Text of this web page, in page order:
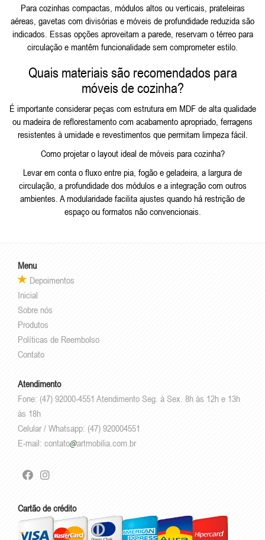
Para cozinhas compactas, módulos altos ou verticais, prateleiras
aéreas, gavetas com divisórias e móveis de profundidade reduzida são
indicados. Essas opções aproveitam a parede, reservam o térreo para
circulação e mantêm funcionalidade sem comprometer estilo.
Quais materiais são recomendados para
móveis de cozinha?
É importante considerar peças com estrutura em MDF de alta qualidade
ou madeira de reflorestamento com acabamento apropriado, ferragens
resistentes à umidade e revestimentos que permitam limpeza fácil.
Como projetar o layout ideal de móveis para cozinha?
Levar em conta o fluxo entre pia, fogão e geladeira, a largura de
circulação, a profundidade dos módulos e a integração com outros
ambientes. A modularidade facilita ajustes quando há restrição de
espaço ou formatos não convencionais.
Menu
Depoimentos
Inicial
Sobre nós
Produtos
Políticas de Reembolso
Contato
Atendimento
Fone: (47) 92000-4551 Atendimento Seg. à Sex. 8h às 12h e 13h
às 18h
Celular / Whatsapp: (47) 920004551
E-mail: contato artmobilia.com.br
Cartão de crédito